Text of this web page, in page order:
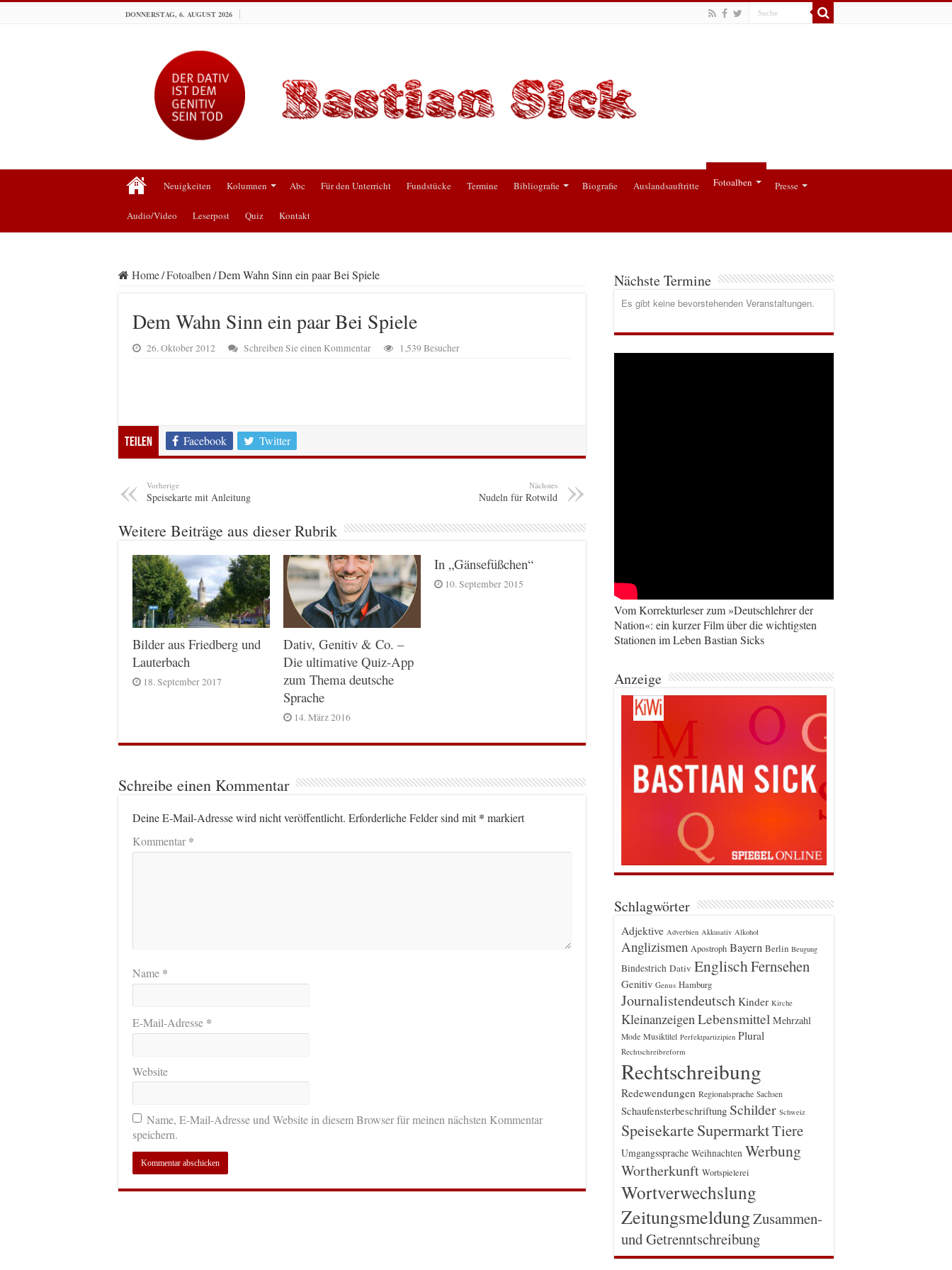
DONNERSTAG, 6. AUGUST 2026
Neuigkeiten Kolumnen Abc Für den Unterricht Fundstücke Termine Bibliografie Biografie Auslandsauftritte Fotoalben Presse
Audio/Video Leserpost Quiz Kontakt
Home/Fotoalben/Dem Wahn Sinn ein paar Bei Spiele
Dem Wahn Sinn ein paar Bei Spiele
26. Oktober 2012 Schreiben Sie einen Kommentar 1,539 Besucher
Teilen Facebook Twitter
Vorherige
Speisekarte mit Anleitung
Nächstes
Nudeln für Rotwild
Weitere Beiträge aus dieser Rubrik
Bilder aus Friedberg und
Lauterbach
18. September 2017
Dativ, Genitiv & Co. –
Die ultimative Quiz-App
zum Thema deutsche
Sprache
14. März 2016
In „Gänsefüßchen“
10. September 2015
Schreibe einen Kommentar
Deine E-Mail-Adresse wird nicht veröffentlicht. Erforderliche Felder sind mit* markiert
Kommentar*
Name *
E-Mail-Adresse *
Website
Name, E-Mail-Adresse und Website in diesem Browser für meinen nächsten Kommentar
speichern.
Nächste Termine
Es gibt keine bevorstehenden Veranstaltungen.
Vom Korrekturleser zum »Deutschlehrer der
Nation«: ein kurzer Film über die wichtigsten
Stationen im Leben Bastian Sicks
Anzeige
Schlagwörter
Adjektive Adverbien Akkusativ Alkohol
Anglizismen Apostroph Bayern Berlin Beugung
Bindestrich Dativ EnglischFernsehen
Genitiv Genus Hamburg
Journalistendeutsch Kinder Kirche
Kleinanzeigen Lebensmittel Mehrzahl
Mode Musiktitel Perfektpartizipien Plural
Rechtschreibreform
Rechtschreibung
Redewendungen Regionalsprache Sachsen
Schaufensterbeschriftung Schilder Schweiz
Speisekarte SupermarktTiere
Umgangssprache Weihnachten Werbung
Wortherkunft Wortspielerei
Wortverwechslung
ZeitungsmeldungZusammen-
und Getrenntschreibung